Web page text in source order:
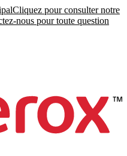
Cliquez pour consulter notre
nous pour toute question